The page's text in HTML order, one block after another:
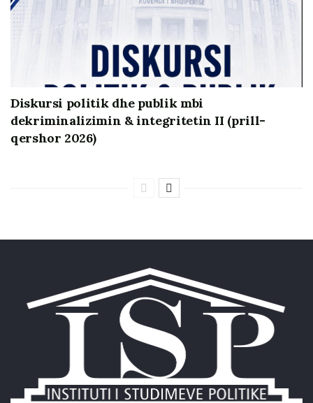
Diskursi politik dhe publik mbi
dekriminalizimin & integritetin II (prill-
qershor 2026)